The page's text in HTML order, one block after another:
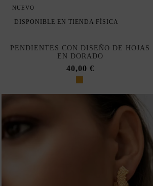
NUEVO
DISPONIBLE EN TIENDA FÍSICA
PENDIENTES CON DISEÑO DE HOJAS
EN DORADO
40,00 €